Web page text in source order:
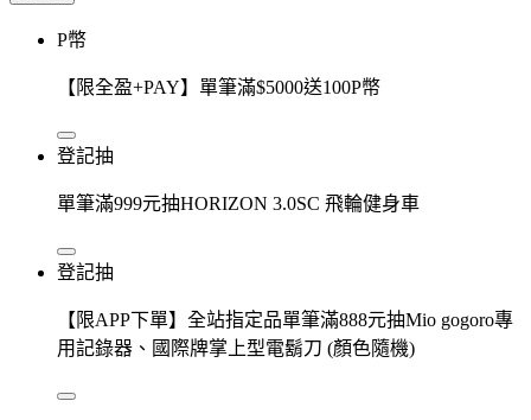
P幣
【限全盈+PAY】單筆滿$5000送100P幣
登記抽
單筆滿999元抽HORIZON 3.0SC 飛輪健身車
登記抽
【限APP下單】全站指定品單筆滿888元抽Mio gogoro專
用記錄器、國際牌掌上型電鬍刀 (顏色隨機)